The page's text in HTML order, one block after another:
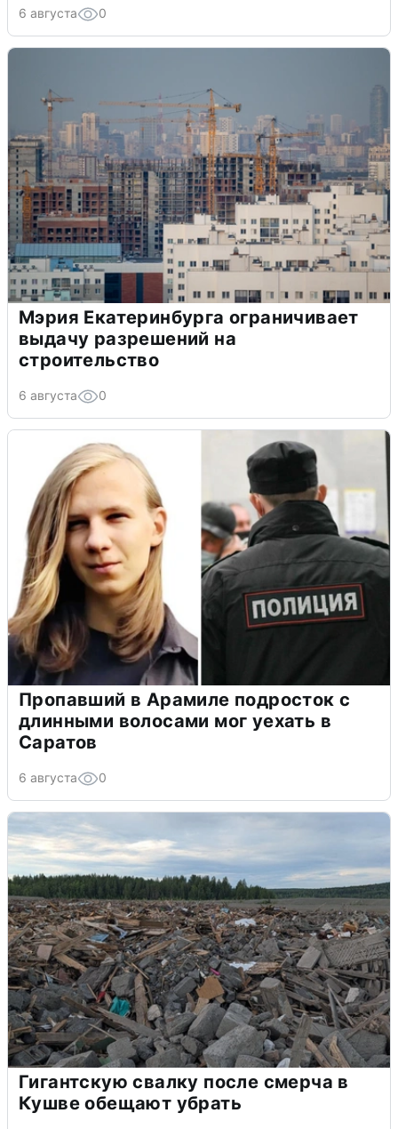
6 августа 0
Мэрия Екатеринбурга ограничивает
выдачу разрешений на
строительство
6 августа 0
Пропавший в Арамиле подросток с
длинными волосами мог уехать в
Саратов
6 августа 0
Гигантскую свалку после смерча в
Кушве обещают убрать